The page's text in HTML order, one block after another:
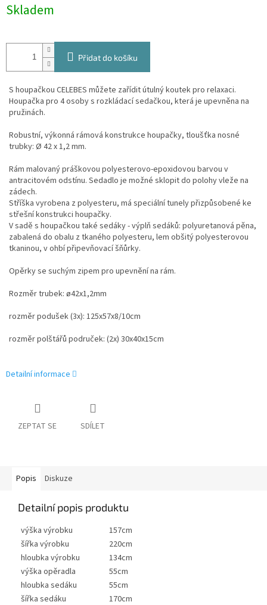
cena:
Skladem
Přidat do košíku
S houpačkou CELEBES můžete zařídit útulný koutek pro relaxaci.
Houpačka pro 4 osoby s rozkládací sedačkou, která je upevněna na
pružinách.
Robustní, výkonná rámová konstrukce houpačky, tloušťka nosné
trubky: Ø 42 x 1,2 mm.
Rám malovaný práškovou polyesterovo-epoxidovou barvou v
antracitovém odstínu. Sedadlo je možné sklopit do polohy vleže na
zádech.
Stříška vyrobena z polyesteru, má speciální tunely přizpůsobené ke
střešní konstrukci houpačky.
V sadě s houpačkou také sedáky - výplň sedáků: polyuretanová pěna,
zabalená do obalu z tkaného polyesteru, lem obšitý polyesterovou
tkaninou, v ohbí připevňovací šňůrky.
Opěrky se suchým zipem pro upevnění na rám.
Rozměr trubek: ø42x1,2mm
rozměr podušek (3x): 125x57x8/10cm
rozměr polštářů područek: (2x) 30x40x15cm
Detailní informace
ZEPTAT SE SDÍLET
Popis Diskuze
Detailní popis produktu
výška výrobku
157cm
šířka výrobku
220cm
hloubka výrobku
134cm
výška opěradla
55cm
hloubka sedáku
55cm
šířka sedáku
170cm